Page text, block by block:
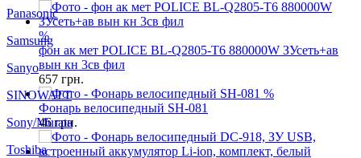
%
фон ак мет POLICE BL-Q2805-T6 880000W ЗУсеть+ав
вын кн 3св фил
657 грн.
%
Фонарь велосипедный SH-081
46грн.
Panasonic
Samsung
Sanyo
SINOWATT
Sony/Murata
Toshiba